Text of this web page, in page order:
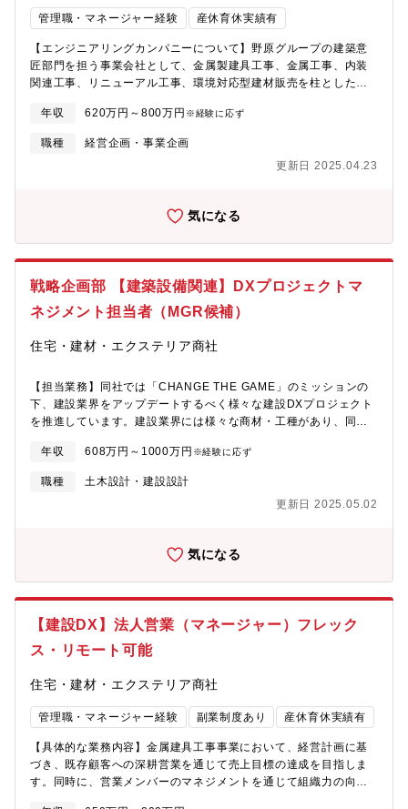
め、競争優位を確立することを目指しております。■建設業界の変
革にいち早く携わり、業界をリードすることに挑戦するポジショ
ンです。■働き方改革の一環で、フレックスやテレワークなど積極
的に推進しており、また、社内にマッサージ室を設置する等、福
利厚生も充実しています。
れています。■業務詳細BuildAppのプロダクト総責任者として、
経営陣・各カンパニー幹部・CTOと幅広く連携して以下の職務を
担っていただきます。・対象プロダクト：「BuildApp内装」
「BuildApp建具」など工種別に存在するBuildApp関連の全サービ
ス・戦略：建設市場動向・競合状況を鑑み、かつ既存事業とのシ
業パートナー開拓・連携など・製品計画：建設現場のペインポイ
画・上市判断。・拡販計画：ゼネコン・サブコンへのセールス＆
マーケティング計画。GR：政府・外郭団体とのコミュニケーショ
エンジニア、BIMオペ、ゼネコン/サブコン施工管理、建築設計、
（スタートアップ）を実現することを強く推奨しています。その
ための環境（キャリアアップ研修など）整備に取り組んでいま
す。【NOHARAグループについて】・1598年創業、1947年設
売・施工、及び道路標識の製造・販売を手掛ける老舗企業で
が、、IT/AIの力を活用したビジネスモデルの変革を行っておりま
す。【BuildAppサービス詳細：
https://www.youtube.com/watch?v=reFaYwEVmDM（７分程
り国とも連携しながら進めることもございます。社会インフラを
支えたい方や建設業界の「不」を解決し日本の未来を支えたい方
く残っておりますが、同社は業界で先駆けてデジタル化を進め、
です。・働き方改革の一環で、フレックスやテレワークなど積極
利厚生も充実しています。【入社後のフォロー・教育体制】入社
施されます。また、関連本部及び部門長との面談などが実施さ
れ、現状や課題点についてディスカッションいただきます。【求
DX化を強く推進していく気概をお持ちの方
管理職・マネージャー経験 産休育休実績有
【エンジニアリングカンパニーについて】野原グループの建築意
匠部門を担う事業会社として、金属製建具工事、金属工事、内装
関連工事、リニューアル工事、環境対応型建材販売を柱とした専
で得た受注からメーカー・建材商社などの仕入れ先に発注し、内
装工事の技術を提供しており、建築意匠の企画提案から設計、製
作、施工、アフターメンテナンスまでのトータルな対応を強みと
しており、安全で高品質なサービスを提供しています。■商材：建
ゼネコン■仕入れ先：建材商社、メーカー、製作工場、職人【業務
標達成に向けた戦略企画及びプロジェクトマネジメント■既存の社
ォロー・教育体制】エンジニアリングカンパニーに所属する役職
者及び社員との対話を通じ、カンパニーの理解・組織課題の特定
業務】エンジニアリングカンパニーに所属する役職者及び社員と
進するための「BuildApp」というプロダクトの開発を進めてお
り、エンジニアリングカンパニーの領域については、これをけん
引する立場もお任せできることを期待しています。【ステップア
ップでお任せする業務】入社後、まずはご経験に応じた役職に就
す。組織の理解を深めていただいた後に、マネジメントをお任せ
していく想定しています。将来的にグループ全体にまつわる経営
ー【メンバー構成】カンパニー社長1名カンパニー役員（兼 統括
グループの中核を担うカンパニーにおける経営に参画いただけま
す。■建設業界のDX推進を進めるタイミングであり、この変革に
積極的に携われるタイミングとなります。■大手にはない裁量権を
持ち、今後の組織運営を決定付けるチャレンジが出来ます。※同
カンパニーでは初めて募集をかけるポジションとなります。
装資材、外装建材、セメント、鉄鋼、土木関連資材の販売・施
工、及び道路標識の製造・販売を手掛ける老舗企業です。■これま
で建設・商社事業をメインに展開してきましたが、、IT/AIの力を
活用したビジネスモデルの変革を行っております。【BuildAppサ
ービス詳細：https://www.youtube.com/watch?
v=reFaYwEVmDM（７分程度）】※建設業界の「脱炭素化」や
年収 620万円～800万円 ※経験に応ず
職種
経営企画・事業企画
更新日 2025.04.23
気になる
戦略企画部 【建築設備関連】DXプロジェクトマ
ネジメント担当者（MGR候補）
住宅・建材・エクステリア商社
【担当業務】同社では「CHANGE THE GAME」のミッションの
下、建設業界をアップデートするべく様々な建設DXプロジェクト
を推進しています。建設業界には様々な商材・工種があり、同社
についても対象範囲の拡大を進めています。本ポジションでは、
同社の建築設備設計および建築設備工事関連ビジネスにおける建
設DXサービスの企画・開発を牽引頂けるマネジャー候補を募集し
ます。建設業界はBIM（Building Information Modeling）を始め
す。2021年12月に発表したクラウドサービス「BuildApp（ビル
り、スーパーゼネコンをはじめ建設会社および建材メーカーなど
ポジションは、自社のビジネスモデルの革新・トランスフォーメ
ーションのみならず、建設業界そのものをリードするダイナミッ
て、ビジネス部門およびDX部門のメンバーから成る推進チームの
佐にレポート頂きます。■建築設備設計および建築設備工事関連ビ
クション（調査・分析、ビジネス幹部とのコミュニケーション、
プロマネ等）■DX戦略に基く、建設DXサービス企画・開発（サー
ビス立上げ・浸透含む）に関するプロジェクトマネジメント■DX
年収 608万円～1000万円 ※経験に応ず
職種
土木設計・建設設計
更新日 2025.05.02
気になる
【建設DX】法人営業（マネージャー）フレック
ス・リモート可能
住宅・建材・エクステリア商社
管理職・マネージャー経験 副業制度あり 産休育休実績有
【具体的な業務内容】金属建具工事事業において、経営計画に基
づき、既存顧客への深耕営業を通じて売上目標の達成を目指しま
す。同時に、営業メンバーのマネジメントを通じて組織力の向上